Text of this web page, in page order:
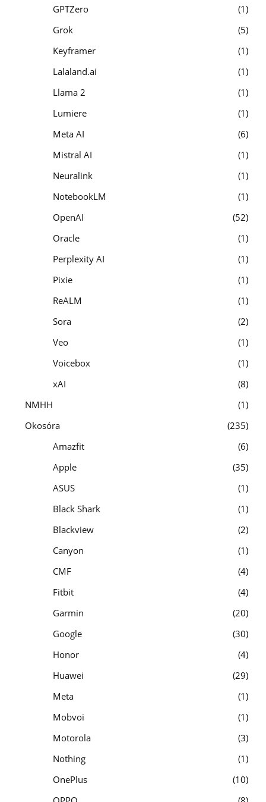
GPTZero
1
Grok
5
Keyframer
1
Lalaland.ai
1
Llama 2
1
Lumiere
1
Meta AI
6
Mistral AI
1
Neuralink
1
NotebookLM
1
OpenAI
52
Oracle
1
Perplexity AI
1
Pixie
1
ReALM
1
Sora
2
Veo
1
Voicebox
1
xAI
8
NMHH
1
Okosóra
235
Amazfit
6
Apple
35
ASUS
1
Black Shark
1
Blackview
2
Canyon
1
CMF
4
Fitbit
4
Garmin
20
Google
30
Honor
4
Huawei
29
Meta
1
Mobvoi
1
Motorola
3
Nothing
1
OnePlus
10